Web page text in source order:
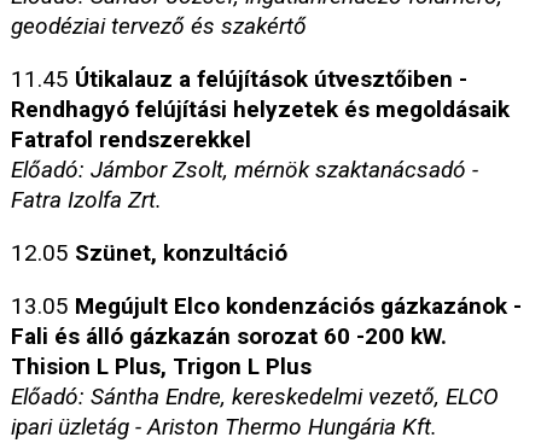
geodéziai tervező és szakértő
11.45 Útikalauz a felújítások útvesztőiben -
Rendhagyó felújítási helyzetek és megoldásaik
Fatrafol rendszerekkel
Előadó: Jámbor Zsolt, mérnök szaktanácsadó -
Fatra Izolfa Zrt.
12.05 Szünet, konzultáció
13.05 Megújult Elco kondenzációs gázkazánok -
Fali és álló gázkazán sorozat 60 -200 kW.
Thision L Plus, Trigon L Plus
Előadó: Sántha Endre, kereskedelmi vezető, ELCO
ipari üzletág - Ariston Thermo Hungária Kft.